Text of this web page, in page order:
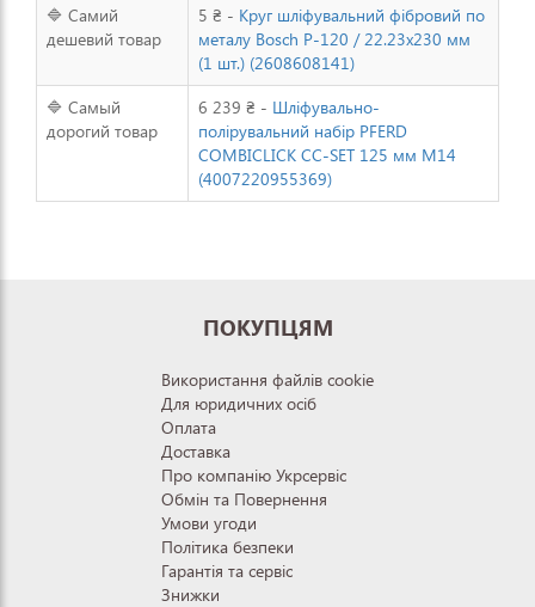
🔷 Самий
дешевий товар
5 ₴ - Круг шліфувальний фібровий по
металу Bosch P-120 / 22.23x230 мм
(1 шт.) (2608608141)
🔷 Самый
дорогий товар
6 239 ₴ - Шліфувально-
полірувальний набір PFERD
COMBICLICK CC-SET 125 мм M14
(4007220955369)
ПОКУПЦЯМ
Використання файлів cookie
Для юридичних осіб
Оплата
Доставка
Про компанію Укрсервіс
Обмін та Повернення
Умови угоди
Політика безпеки
Гарантія та сервіс
Знижки